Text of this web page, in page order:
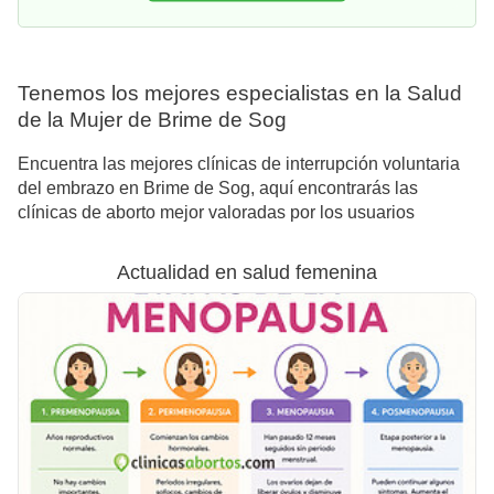
Tenemos los mejores especialistas en la Salud
de la Mujer de Brime de Sog
Encuentra las mejores clínicas de interrupción voluntaria
del embrazo en Brime de Sog, aquí encontrarás las
clínicas de aborto mejor valoradas por los usuarios
Actualidad en salud femenina